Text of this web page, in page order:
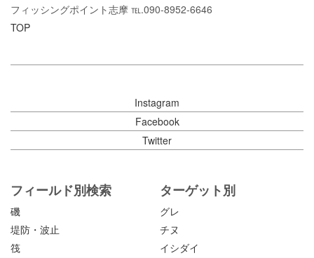
フィッシングポイント志摩 ℡.090-8952-6646
TOP
Instagram
Facebook
Twitter
フィールド別検索
磯
堤防・波止
筏
ターゲット別
グレ
チヌ
イシダイ